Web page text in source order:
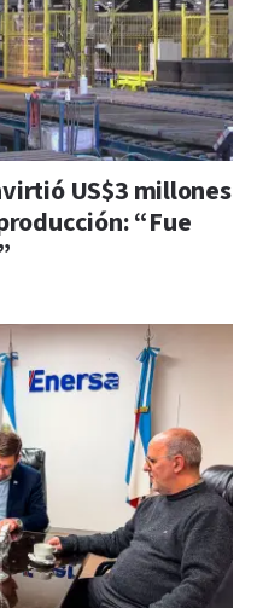
US$3 millones
“Fue